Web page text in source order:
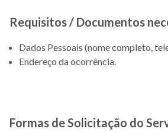
Requisitos / Documentos
Dados Pessoais (nome completo,
Endereço da ocorrência.
Formas de Solicitação do